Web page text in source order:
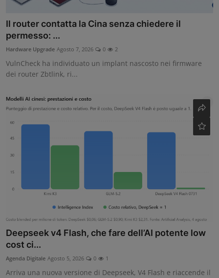
Il router contatta la Cina senza chiedere il
permesso: ...
Hardware Upgrade Agosto 7, 2026 0 2
VulnCheck ha individuato un implant nascosto nei firmware
dei router Zbtlink, ri...
Deepseek v4 Flash, che fare dell’AI potente low
cost ci...
Agenda Digitale Agosto 5, 2026 0 1
Arriva una nuova versione di Deepseek, V4 Flash e riaccende il